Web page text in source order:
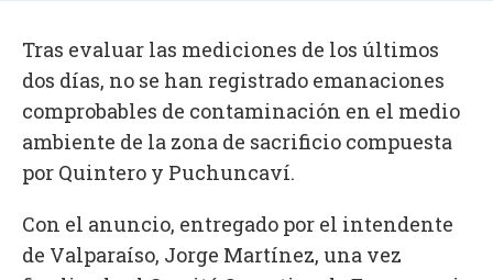
Tras evaluar las mediciones de los últimos
dos días, no se han registrado emanaciones
comprobables de contaminación en el medio
ambiente de la zona de sacrificio compuesta
por Quintero y Puchuncaví.
Con el anuncio, entregado por el intendente
de Valparaíso, Jorge Martínez, una vez